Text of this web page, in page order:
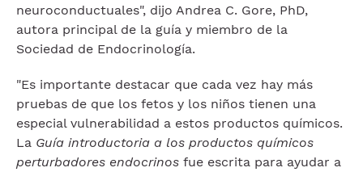
neuroconductuales", dijo Andrea C. Gore, PhD,
autora principal de la guía y miembro de la
Sociedad de Endocrinología.
"Es importante destacar que cada vez hay más
pruebas de que los fetos y los niños tienen una
especial vulnerabilidad a estos productos químicos.
La Guía introductoria a los productos químicos
perturbadores endocrinos fue escrita para ayudar a